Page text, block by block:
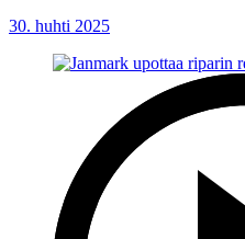
30. huhti 2025